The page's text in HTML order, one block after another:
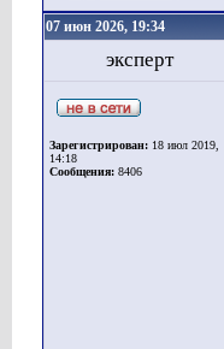
07 июн 2026, 19:34
эксперт
Зарегистрирован: 18 июл 2019,
14:18
Сообщения: 8406